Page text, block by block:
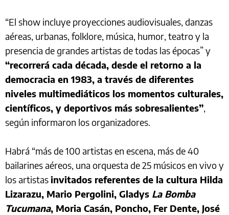
“El show incluye proyecciones audiovisuales, danzas
aéreas, urbanas, folklore, música, humor, teatro y la
presencia de grandes artistas de todas las épocas” y
“recorrerá cada década, desde el retorno a la
democracia en 1983, a través de diferentes
niveles multimediáticos los momentos culturales,
científicos, y deportivos más sobresalientes”,
según informaron los organizadores.
Habrá “más de 100 artistas en escena, más de 40
bailarines aéreos, una orquesta de 25 músicos en vivo y
los artistasinvitados referentes de la cultura Hilda
Lizarazu, Mario Pergolini, Gladys La Bomba
Tucumana, Moria Casán, Poncho, Fer Dente, José